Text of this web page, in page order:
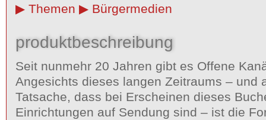
Themen Bürgermedien
produktbeschreibung
Seit nunmehr 20 Jahren gibt es Offene
Angesichts dieses langen Zeitraums – und
Tatsache, dass bei Erscheinen dieses
Einrichtungen auf Sendung sind – ist die